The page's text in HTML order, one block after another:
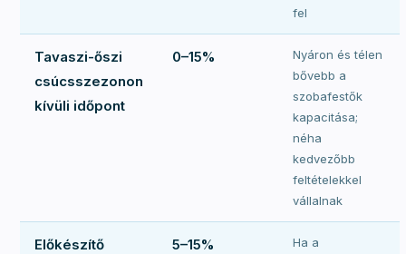
fel
Tavaszi-őszi
csúcsszezonon
kívüli időpont
0–15%
Nyáron és télen
bővebb a
szobafestők
kapacitása;
néha
kedvezőbb
feltételekkel
vállalnak
Előkészítő
5–15%
Ha a